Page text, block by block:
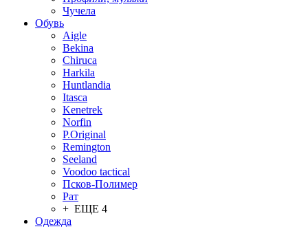
Чучела
Обувь
Aigle
Bekina
Chiruсa
Harkila
Huntlandia
Itasca
Kenetrek
Norfin
P.Original
Remington
Seeland
Voodoo tactical
Псков-Полимер
Рат
+ ЕЩЕ 4
Одежда